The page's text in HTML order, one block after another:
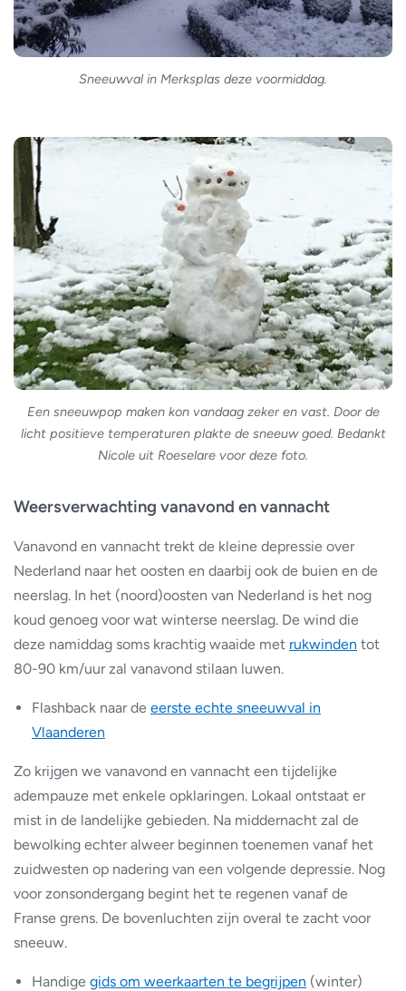
Sneeuwval in Merksplas deze voormiddag.
Een sneeuwpop maken kon vandaag zeker en vast. Door de
licht positieve temperaturen plakte de sneeuw goed. Bedankt
Nicole uit Roeselare voor deze foto.
Weersverwachting vanavond en vannacht
Vanavond en vannacht trekt de kleine depressie over
Nederland naar het oosten en daarbij ook de buien en de
neerslag. In het (noord)oosten van Nederland is het nog
koud genoeg voor wat winterse neerslag. De wind die
deze namiddag soms krachtig waaide met rukwinden tot
80-90 km/uur zal vanavond stilaan luwen.
Flashback naar de eerste echte sneeuwval in
Vlaanderen
Zo krijgen we vanavond en vannacht een tijdelijke
adempauze met enkele opklaringen. Lokaal ontstaat er
mist in de landelijke gebieden. Na middernacht zal de
bewolking echter alweer beginnen toenemen vanaf het
zuidwesten op nadering van een volgende depressie. Nog
voor zonsondergang begint het te regenen vanaf de
Franse grens. De bovenluchten zijn overal te zacht voor
sneeuw.
Handige gids om weerkaarten te begrijpen (winter)